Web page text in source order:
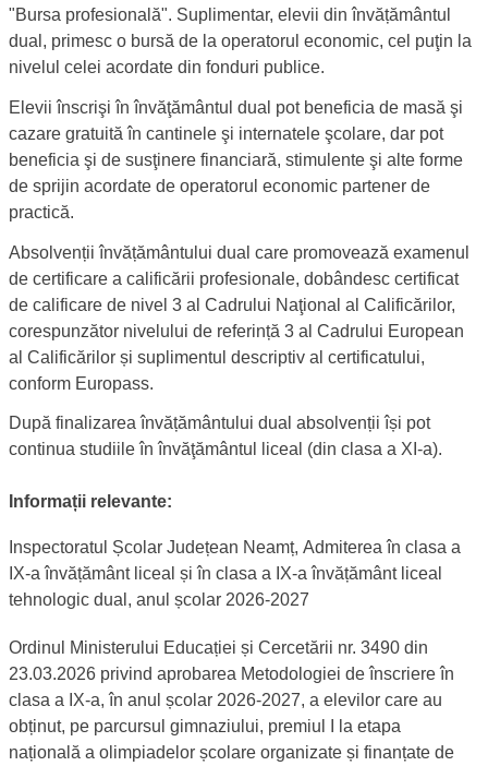
"Bursa profesională". Suplimentar, elevii din învățământul
dual, primesc o bursă de la operatorul economic, cel puţin la
nivelul celei acordate din fonduri publice.
Elevii înscrişi în învăţământul dual pot beneficia de masă şi
cazare gratuită în cantinele şi internatele şcolare, dar pot
beneficia şi de susţinere financiară, stimulente şi alte forme
de sprijin acordate de operatorul economic partener de
practică.
Absolvenții învățământului dual care promovează examenul
de certificare a calificării profesionale, dobândesc certificat
de calificare de nivel 3 al Cadrului Naţional al Calificărilor,
corespunzător nivelului de referință 3 al Cadrului European
al Calificărilor și suplimentul descriptiv al certificatului,
conform Europass.
După finalizarea învățământului dual absolvenții își pot
continua studiile în învăţământul liceal (din clasa a XI-a).
Informații relevante:
Inspectoratul Școlar Județean Neamț, Admiterea în clasa a
IX-a învățământ liceal și în clasa a IX-a învățământ liceal
tehnologic dual, anul școlar 2026-2027
Ordinul Ministerului Educației și Cercetării nr. 3490 din
23.03.2026 privind aprobarea Metodologiei de înscriere în
clasa a IX-a, în anul școlar 2026-2027, a elevilor care au
obținut, pe parcursul gimnaziului, premiul I la etapa
națională a olimpiadelor școlare organizate și finanțate de